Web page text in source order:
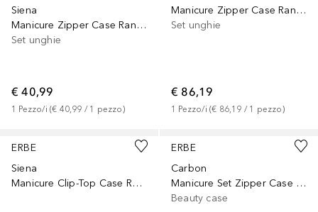
Siena
Manicure Zipper Case Range "Siena", black, 5 pcs.
Set unghie
€ 40,99
1 Pezzo/i (€ 40,99 / 1 pezzo)
Manicure Zipper Case Range "Houston", brown, 7 pcs.
Set unghie
€ 86,19
1 Pezzo/i (€ 86,19 / 1 pezzo)
ERBE
Siena
Manicure Clip-Top Case Range "Siena", red, 5 pcs.
ERBE
Carbon
Manicure Set Zipper Case Range "Carbon", black, 5 pcs.
Beauty case